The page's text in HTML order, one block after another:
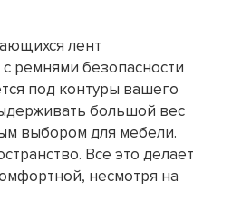
лент
ремнями безопасности
под контуры вашего
большой вес
выбором для мебели.
Все это делает
несмотря на